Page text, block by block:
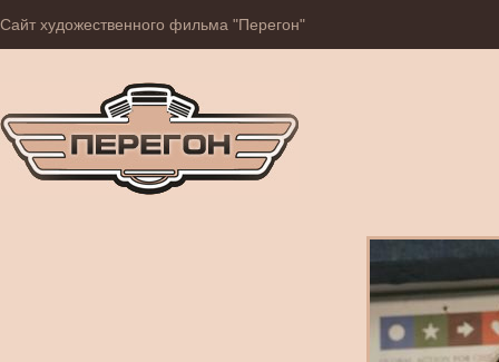
Сайт художественного фильма "Перегон"